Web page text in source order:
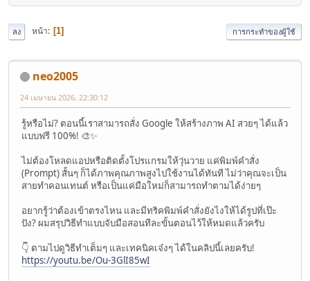
ลง หน้า 1 การกระทำของผู้ใช้
neo2005
24 เมษายน 2026, 22:30:12
รู้หรือไม่? ตอนนี้เราสามารถสั่ง Google ให้สร้างภาพ AI สวยๆ ได้แล้ว
แบบฟรี 100%! 🎨✨
ไม่ต้องโหลดแอปหรือติดตั้งโปรแกรมให้วุ่นวาย แค่พิมพ์คำสั่ง
(Prompt) สั้นๆ ก็ได้ภาพคุณภาพสูงไปใช้งานได้ทันที ไม่ว่าคุณจะเป็น
สายทำคอนเทนต์ หรือเป็นแค่มือใหม่ก็สามารถทำตามได้ง่ายๆ
อยากรู้ว่าต้องเข้าตรงไหน และมีทริคพิมพ์คำสั่งยังไงให้ได้รูปที่เป๊ะ
ปัง? ผมสรุปวิธีทำแบบจับมือสอนทีละขั้นตอนไว้ให้หมดแล้วครับ
👇 ตามไปดูวิธีทำเต็มๆ และเทคนิคเจ๋งๆ ได้ในคลิปนี้เลยครับ!
https://youtu.be/Ou-3GlI85wI